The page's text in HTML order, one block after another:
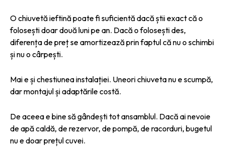
O chiuvetă ieftină poate fi suficientă dacă știi exact că o
folosești doar două luni pe an. Dacă o folosești des,
diferența de preț se amortizează prin faptul că nu o schimbi
și nu o cârpești.
Mai e și chestiunea instalației. Uneori chiuveta nu e scumpă,
dar montajul și adaptările costă.
De aceea e bine să gândești tot ansamblul. Dacă ai nevoie
de apă caldă, de rezervor, de pompă, de racorduri, bugetul
nu e doar prețul cuvei.